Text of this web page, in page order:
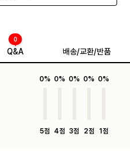
Q&A
0
배송/교환/반품
0%
5점
0%
4점
0%
3점
0%
2점
0%
1점